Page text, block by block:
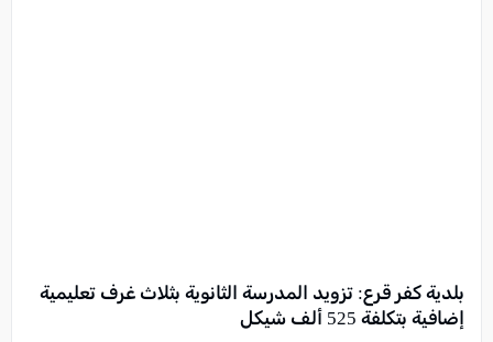
بلدية كفر قرع: تزويد المدرسة الثانوية بثلاث غرف تعليمية
إضافية بتكلفة 525 ألف شيكل